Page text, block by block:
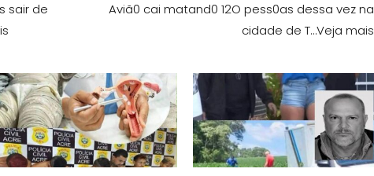
sair de
Aviã0 cai matand0 12O pess0as dessa vez na
cidade de T…Veja mais